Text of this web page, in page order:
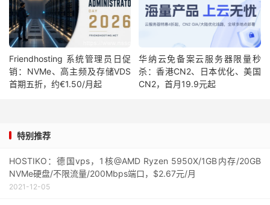
Friendhosting 系统管理员日促
销：NVMe、高主频及存储VDS
首期五折，约€1.50/月起
华纳云免备案云服务器限量秒
杀：香港CN2、日本优化、美国
CN2，首月19.9元起
特别推荐
HOSTIKO：德国vps，1核@AMD Ryzen 5950X/1GB内存/20GB
NVMe硬盘/不限流量/200Mbps端口，$2.67元/月
2021-12-05